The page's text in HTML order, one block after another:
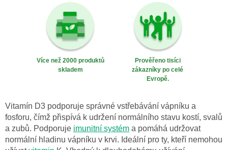
Více než 2000 produktů
skladem
Prověřeno tisíci
zákazníky po celé
Evropě.
Vitamín D3 podporuje správné vstřebávání vápníku a
fosforu, čímž přispívá k udržení normálního stavu kostí, svalů
a zubů. Podporuje imunitní systém a pomáhá udržovat
normální hladinu vápníku v krvi. Ideální pro ty, kteří nemohou